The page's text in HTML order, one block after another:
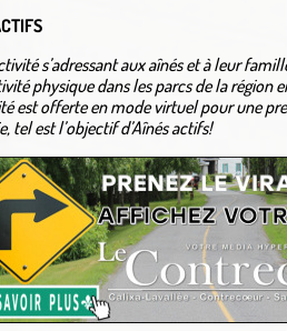
s’adressant aux aînés et à leur
physique dans les parcs de la région
est offerte en mode virtuel pour une
tel est l’objectif d’Aînés actifs!